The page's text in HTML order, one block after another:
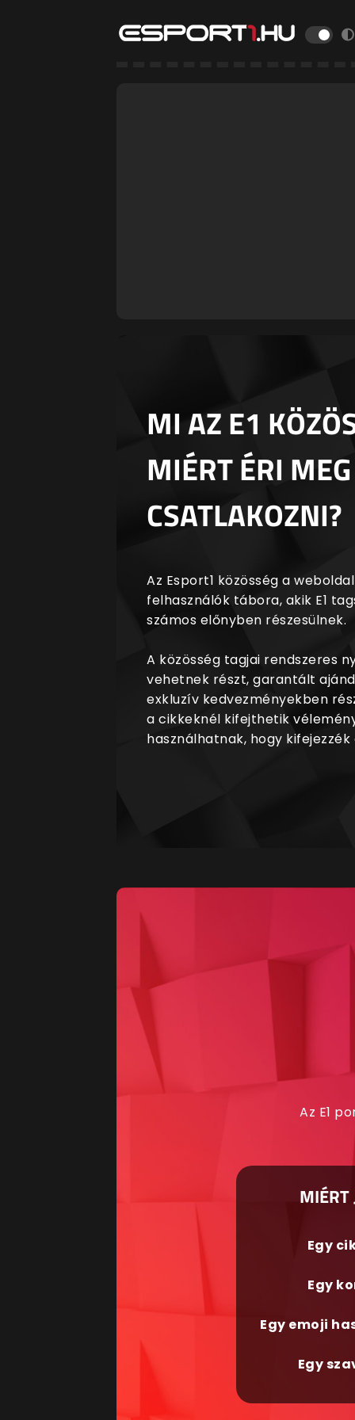
MI AZ E1
MIÉRT ÉRI MEG
CSATLAKOZNI?
Az Esport1 közösség a
felhasználók tábora, akik E1
számos előnyben részesülnek.
A közösség tagjai rendszeres
vehetnek részt, garantált
exkluzív kedvezményekben
a cikkeknél kifejthetik
használhatnak, hogy
Az E1
MIÉRT
Egy
Egy
Egy emoji
Egy